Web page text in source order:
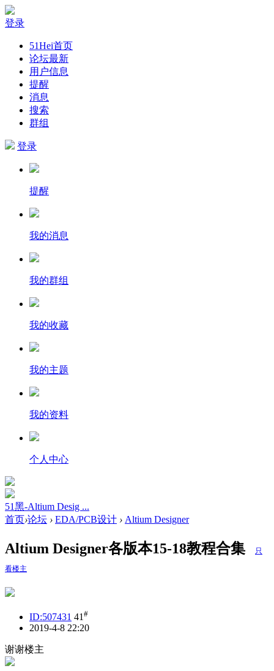
登录
51Hei首页
论坛最新
用户信息
提醒
消息
搜索
群组
登录
提醒
我的消息
我的群组
我的收藏
我的主题
我的资料
个人中心
51黑-Altium Desig ...
首页›论坛 › EDA/PCB设计 › Altium Designer
Altium Designer各版本15-18教程合集 只
看楼主
ID:507431 41 #
2019-4-8 22:20
谢谢楼主